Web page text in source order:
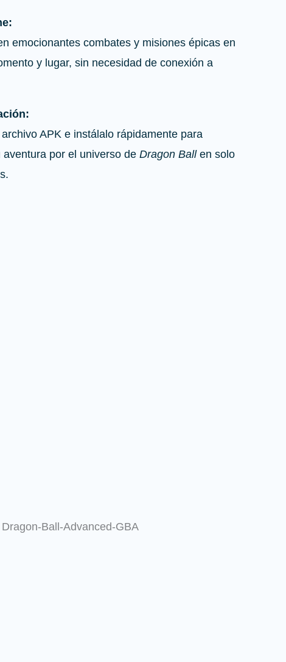
emocionantes combates y misiones épicas en
y lugar, sin necesidad de conexión a
APK e instálalo rápidamente para
aventura por el universo de Dragon Ballen solo